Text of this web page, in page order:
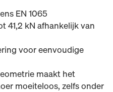
EN 1065
41,2 kN afhankelijk van
voor eenvoudige
maakt het
moeiteloos, zelfs onder